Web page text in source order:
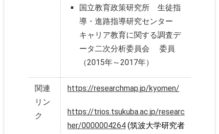
国立教育政策研究所 生徒指
導・進路指導研究センター
キャリア教育に関する調査デ
ータ二次分析委員会 委員
（2015年～2017年）
関連
リン
ク
https://researchmap.jp/kyomen/
https://trios.tsukuba.ac.jp/researc
her/0000004264 (筑波大学研究者